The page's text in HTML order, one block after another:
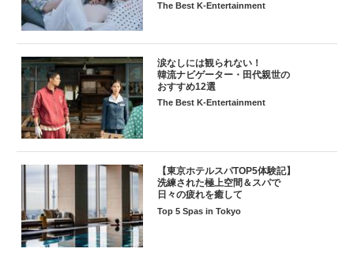
The Best K-Entertainment
涙なしには観られない！
韓流ナビゲーター・田代親世の
おすすめ12選
The Best K-Entertainment
【東京ホテルスパTOP5体験記】
洗練された極上空間＆スパで
日々の疲れを癒して
Top 5 Spas in Tokyo